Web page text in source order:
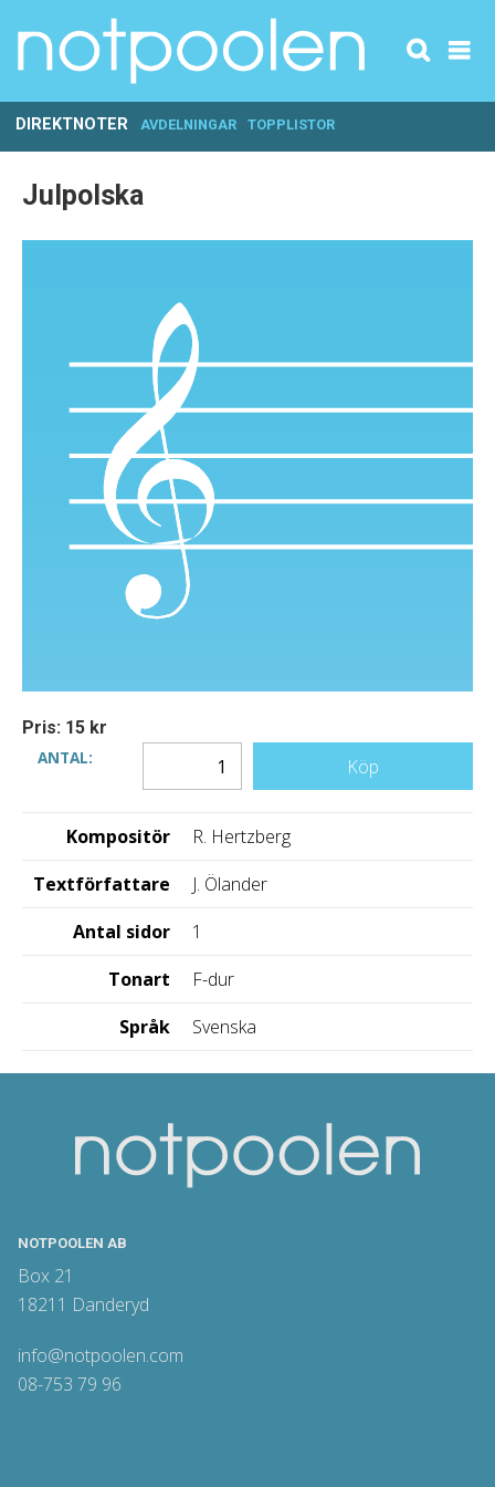
DIREKTNOTER AVDELNINGAR TOPPLISTOR
Julpolska
Pris: 15 kr
ANTAL:
Köp
Kompositör
R. Hertzberg
Textförfattare
J. Ölander
Antal sidor
1
Tonart
F-dur
Språk
Svenska
NOTPOOLEN AB
Box 21
18211 Danderyd
info@notpoolen.com
08-753 79 96